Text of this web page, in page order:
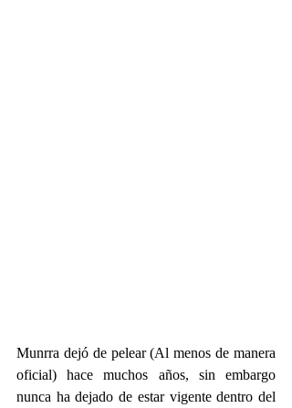
Munrra dejó de pelear (Al menos de manera
oficial) hace muchos años, sin embargo
nunca ha dejado de estar vigente dentro del